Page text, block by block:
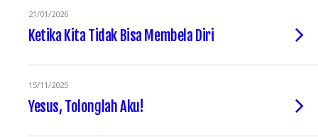
21/01/2026
Ketika Kita Tidak Bisa Membela Diri
15/11/2025
Yesus, Tolonglah Aku!